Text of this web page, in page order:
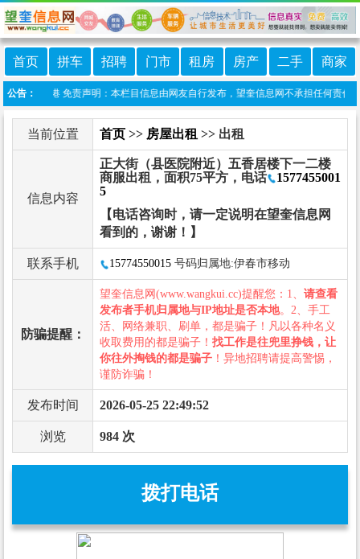
首页 拼车 招聘 门市 租房 房产 二手 商家
公告：
望奎信息港 免责声明：本栏目信息由网友自行发布，望奎信息网不承担任何责任
当前位置 首页 >> 房屋出租 >> 出租
信息内容
正大街（县医院附近）五香居楼下一二楼
商服出租，面积75平方，电话
1577455001
5
【电话咨询时，请一定说明在望奎信息网
看到的，谢谢！】
联系手机 15774550015 号码归属地:伊春市移动
防骗提醒：
望奎信息网(www.wangkui.cc)提醒您：1、 请查看
发布者手机归属地与IP地址是否本地。2、手工
活、网络兼职、刷单，都是骗子！凡以各种名义
收取费用的都是骗子！ 找工作是往兜里挣钱，让
你往外掏钱的都是骗子 ！异地招聘请提高警惕，
谨防诈骗！
发布时间 2026-05-25 22:49:52
浏览 984 次
拨打电话